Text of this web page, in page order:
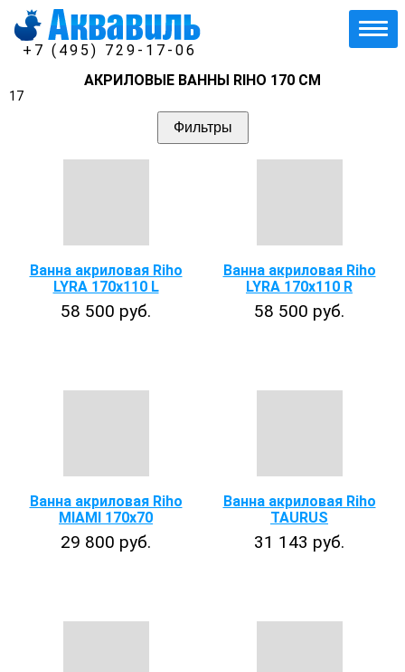
+7 (495) 729-17-06
АКРИЛОВЫЕ ВАННЫ RIHO 170 СМ
17
Фильтры
Ванна акриловая Riho
LYRA 170x110 L
58 500 руб.
Ванна акриловая Riho
LYRA 170x110 R
58 500 руб.
Ванна акриловая Riho
MIAMI 170x70
29 800 руб.
Ванна акриловая Riho
TAURUS
31 143 руб.